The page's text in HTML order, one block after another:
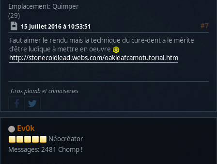
Emplacement: Quimper
(29)
15 Juillet 2016 à 10:53:51
#7
Faut aimer le rendu mais la technique du cure-dent a le mérite
d'être ludique à mettre en oeuvre
http://stonecoldlead.webs.com/oakleafcamotutorial.htm
Gros plomb et chinoiseries
Ev0k
Néocréator
Messages: 2481 Chomp !